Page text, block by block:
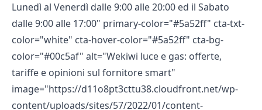
Lunedì al Venerdì dalle 9:00 alle 20:00 ed il Sabato
dalle 9:00 alle 17:00" primary-color="#5a52ff" cta-txt-
color="white" cta-hover-color="#5a52ff" cta-bg-
color="#00c5af" alt="Wekiwi luce e gas: offerte,
tariffe e opinioni sul fornitore smart"
image="https://d11o8pt3cttu38.cloudfront.net/wp-
content/uploads/sites/57/2022/01/content-